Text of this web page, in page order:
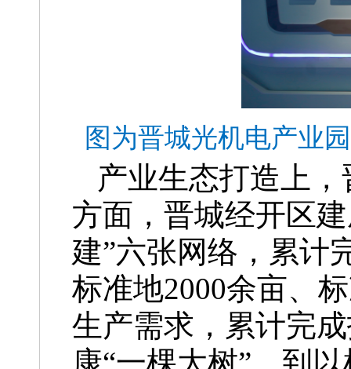
图为晋城光机电产业
产业生态打造上
方面，晋城经开区
建”六张网络，累计
标准地2000余亩、
生产需求，累计完